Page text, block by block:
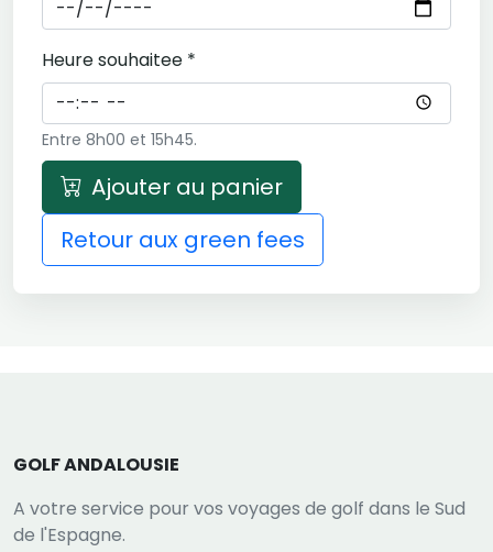
Heure souhaitee *
Entre 8h00 et 15h45.
Ajouter au panier
Retour aux green fees
GOLF ANDALOUSIE
A votre service pour vos voyages de golf dans le Sud
de l'Espagne.